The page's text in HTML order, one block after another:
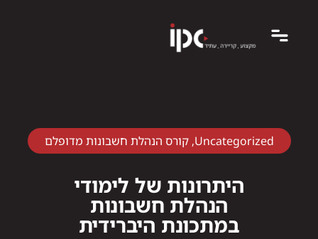
Uncategorized
,קורס הנהלת חשבונות מדופלם
היתרונות של לימודי
הנהלת חשבונות
במתכונת היברידית